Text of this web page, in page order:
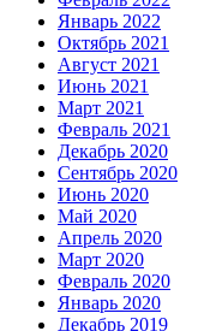
Январь 2022
Октябрь 2021
Август 2021
Июнь 2021
Март 2021
Февраль 2021
Декабрь 2020
Сентябрь 2020
Июнь 2020
Май 2020
Апрель 2020
Март 2020
Февраль 2020
Январь 2020
Декабрь 2019